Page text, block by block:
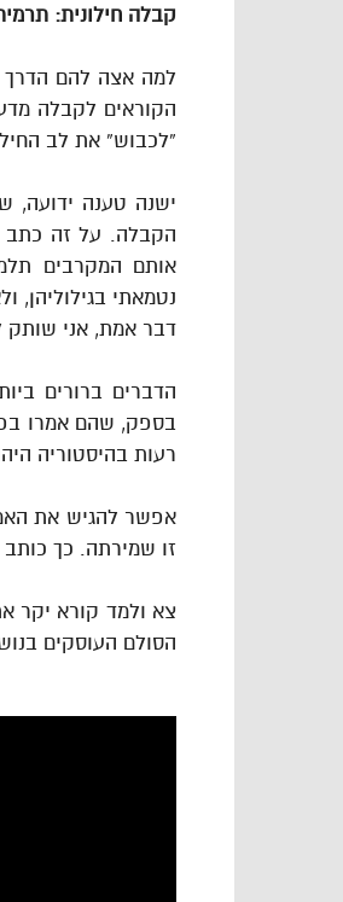
קבלה חילונית:
למה אצה להם הדרך
הקוראים לקבלה
“לכבוש” את לב
ישנה טענה ידועה,
הקבלה. על זה כתב
אותם המקרבים
נטמאתי
דבר אמת, אני שותק
הדברים ברורים
בספק, שהם אמרו
רעות בהיסטוריה
אפשר להגיש את
זו שמירתה. כך
צא ולמד קורא יקר
הסולם העוסקים